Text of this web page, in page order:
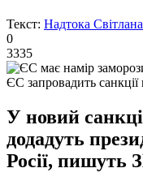
Текст: Надтока Світлана
0
3335
ЄС запровадить
У новий
додадуть
Росії, пишуть